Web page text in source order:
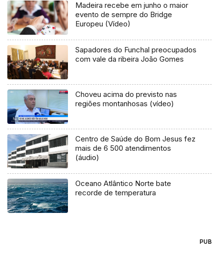
Madeira recebe em junho o maior
evento de sempre do Bridge
Europeu (Vídeo)
Sapadores do Funchal preocupados
com vale da ribeira João Gomes
Choveu acima do previsto nas
regiões montanhosas (vídeo)
Centro de Saúde do Bom Jesus fez
mais de 6 500 atendimentos
(áudio)
Oceano Atlântico Norte bate
recorde de temperatura
PUB